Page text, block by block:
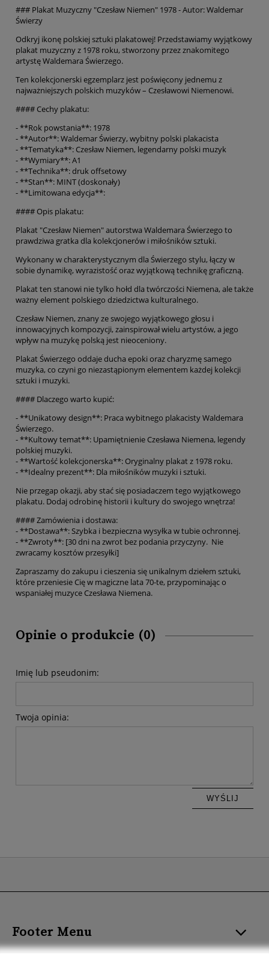
### Plakat Muzyczny "Czesław Niemen" 1978 - Autor: Waldemar
Świerzy
Odkryj ikonę polskiej sztuki plakatowej! Przedstawiamy wyjątkowy
plakat muzyczny z 1978 roku, stworzony przez znakomitego
artystę Waldemara Świerzego.
Ten kolekcjonerski egzemplarz jest poświęcony jednemu z
najważniejszych polskich muzyków – Czesławowi Niemenowi.
#### Cechy plakatu:
- **Rok powstania**: 1978
- **Autor**: Waldemar Świerzy, wybitny polski plakacista
- **Tematyka**: Czesław Niemen, legendarny polski muzyk
- **Wymiary**: A1
- **Technika**: druk offsetowy
- **Stan**: MINT (doskonały)
- **Limitowana edycja**:
#### Opis plakatu:
Plakat "Czesław Niemen" autorstwa Waldemara Świerzego to
prawdziwa gratka dla kolekcjonerów i miłośników sztuki.
Wykonany w charakterystycznym dla Świerzego stylu, łączy w
sobie dynamikę, wyrazistość oraz wyjątkową technikę graficzną.
Plakat ten stanowi nie tylko hołd dla twórczości Niemena, ale także
ważny element polskiego dziedzictwa kulturalnego.
Czesław Niemen, znany ze swojego wyjątkowego głosu i
innowacyjnych kompozycji, zainspirował wielu artystów, a jego
wpływ na muzykę polską jest nieoceniony.
Plakat Świerzego oddaje ducha epoki oraz charyzmę samego
muzyka, co czyni go niezastąpionym elementem każdej kolekcji
sztuki i muzyki.
#### Dlaczego warto kupić:
- **Unikatowy design**: Praca wybitnego plakacisty Waldemara
Świerzego.
- **Kultowy temat**: Upamiętnienie Czesława Niemena, legendy
polskiej muzyki.
- **Wartość kolekcjonerska**: Oryginalny plakat z 1978 roku.
- **Idealny prezent**: Dla miłośników muzyki i sztuki.
Nie przegap okazji, aby stać się posiadaczem tego wyjątkowego
plakatu. Dodaj odrobinę historii i kultury do swojego wnętrza!
#### Zamówienia i dostawa:
- **Dostawa**: Szybka i bezpieczna wysyłka w tubie ochronnej.
- **Zwroty**: [30 dni na zwrot bez podania przyczyny. Nie
zwracamy kosztów przesyłki]
Zapraszamy do zakupu i cieszenia się unikalnym dziełem sztuki,
które przeniesie Cię w magiczne lata 70-te, przypominając o
wspaniałej muzyce Czesława Niemena.
Opinie o produkcie (0)
Imię lub pseudonim:
Twoja opinia:
WYŚLIJ
Footer Menu